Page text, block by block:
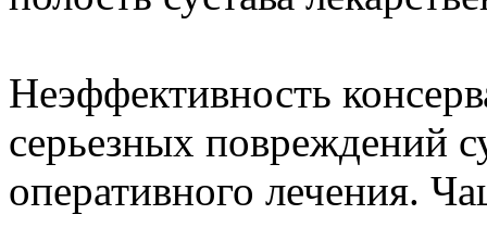
Неэффективность
серьезных повреждений
оперативного лечения.